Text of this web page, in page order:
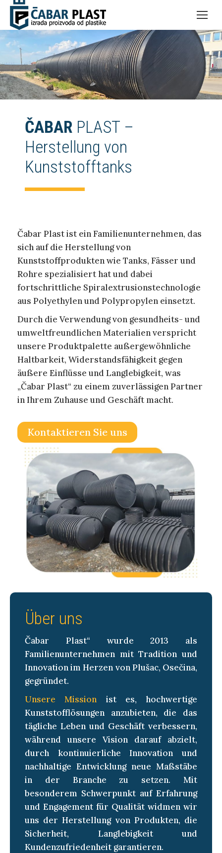
ČABAR PLAST –
Herstellung von
Kunststofftanks
Čabar Plast ist ein Familienunternehmen, das
sich auf die Herstellung von
Kunststoffprodukten wie Tanks, Fässer und
Rohre spezialisiert hat und dabei
fortschrittliche Spiralextrusionstechnologie
aus Polyethylen und Polypropylen einsetzt.
Durch die Verwendung von gesundheits- und
umweltfreundlichen Materialien verspricht
unsere Produktpalette außergewöhnliche
Haltbarkeit, Widerstandsfähigkeit gegen
äußere Einflüsse und Langlebigkeit, was
„Čabar Plast“ zu einem zuverlässigen Partner
in Ihrem Zuhause und Geschäft macht.
Kontaktieren Sie uns
Über uns
Čabar Plast“ wurde 2013 als
Familienunternehmen mit Tradition und
Innovation im Herzen von Plušac, Osečina,
gegründet.
Unsere Mission
ist es, hochwertige
Kunststofflösungen anzubieten, die das
tägliche Leben und Geschäft verbessern,
während unsere Vision darauf abzielt,
durch kontinuierliche Innovation und
nachhaltige Entwicklung neue Maßstäbe
in der Branche zu setzen. Mit
besonderem Schwerpunkt auf Erfahrung
und Engagement für Qualität widmen wir
uns der Herstellung von Produkten, die
Sicherheit, Langlebigkeit und
Kundenzufriedenheit garantieren.